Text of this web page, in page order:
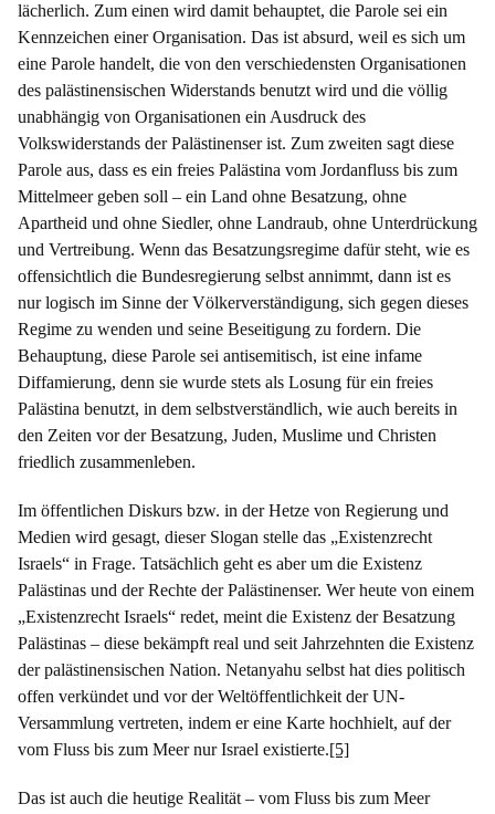
lächerlich. Zum einen wird damit behauptet, die Parole sei ein
Kennzeichen einer Organisation. Das ist absurd, weil es sich um
eine Parole handelt, die von den verschiedensten Organisationen
des palästinensischen Widerstands benutzt wird und die völlig
unabhängig von Organisationen ein Ausdruck des
Volkswiderstands der Palästinenser ist. Zum zweiten sagt diese
Parole aus, dass es ein freies Palästina vom Jordanfluss bis zum
Mittelmeer geben soll – ein Land ohne Besatzung, ohne
Apartheid und ohne Siedler, ohne Landraub, ohne Unterdrückung
und Vertreibung. Wenn das Besatzungsregime dafür steht, wie es
offensichtlich die Bundesregierung selbst annimmt, dann ist es
nur logisch im Sinne der Völkerverständigung, sich gegen dieses
Regime zu wenden und seine Beseitigung zu fordern. Die
Behauptung, diese Parole sei antisemitisch, ist eine infame
Diffamierung, denn sie wurde stets als Losung für ein freies
Palästina benutzt, in dem selbstverständlich, wie auch bereits in
den Zeiten vor der Besatzung, Juden, Muslime und Christen
friedlich zusammenleben.
Im öffentlichen Diskurs bzw. in der Hetze von Regierung und
Medien wird gesagt, dieser Slogan stelle das „Existenzrecht
Israels“ in Frage. Tatsächlich geht es aber um die Existenz
Palästinas und der Rechte der Palästinenser. Wer heute von einem
„Existenzrecht Israels“ redet, meint die Existenz der Besatzung
Palästinas – diese bekämpft real und seit Jahrzehnten die Existenz
der palästinensischen Nation. Netanyahu selbst hat dies politisch
offen verkündet und vor der Weltöffentlichkeit der UN-
Versammlung vertreten, indem er eine Karte hochhielt, auf der
vom Fluss bis zum Meer nur Israel existierte.[5]
Das ist auch die heutige Realität – vom Fluss bis zum Meer